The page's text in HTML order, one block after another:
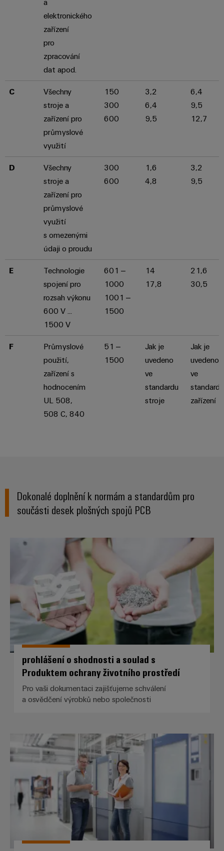
a
elektronického
zařízení
pro
zpracování
dat apod.
C
Všechny
stroje a
zařízení pro
průmyslové
využití
150
300
600
3,2
6,4
9,5
6,4
9,5
12,7
D
Všechny
stroje a
zařízení pro
průmyslové
využití
s omezenými
údaji o proudu
300
600
1,6
4,8
3,2
9,5
E
Technologie
spojení pro
rozsah výkonu
600 V ...
1500 V
601 –
1000
1001 –
1500
14
17,8
21,6
30,5
F
Průmyslové
použití,
zařízení s
hodnocením
UL 508,
508 C, 840
51 –
1500
Jak je
uvedeno
ve
standardu
stroje
Jak je
uvedeno
ve
standardu
zařízení
Dokonalé doplnění k normám a standardům pro
součásti desek plošných spojů PCB
prohlášení o shodnosti a
prohlášení o shodnosti a soulad s
Produktem ochrany životního prostředí
Pro vaši dokumentaci zajišťujeme schválení
a osvědčení výrobků nebo společnosti
Akreditovaná laboratoř